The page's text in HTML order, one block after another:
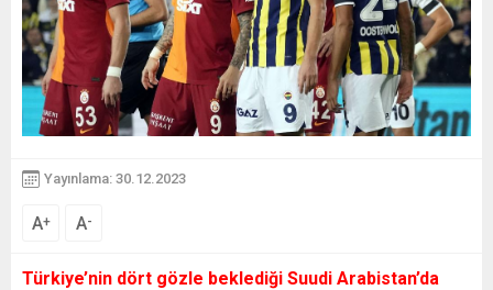
Yayınlama: 30.12.2023
A+ A-
Türkiye’nin dört gözle beklediği Suudi Arabistan’da